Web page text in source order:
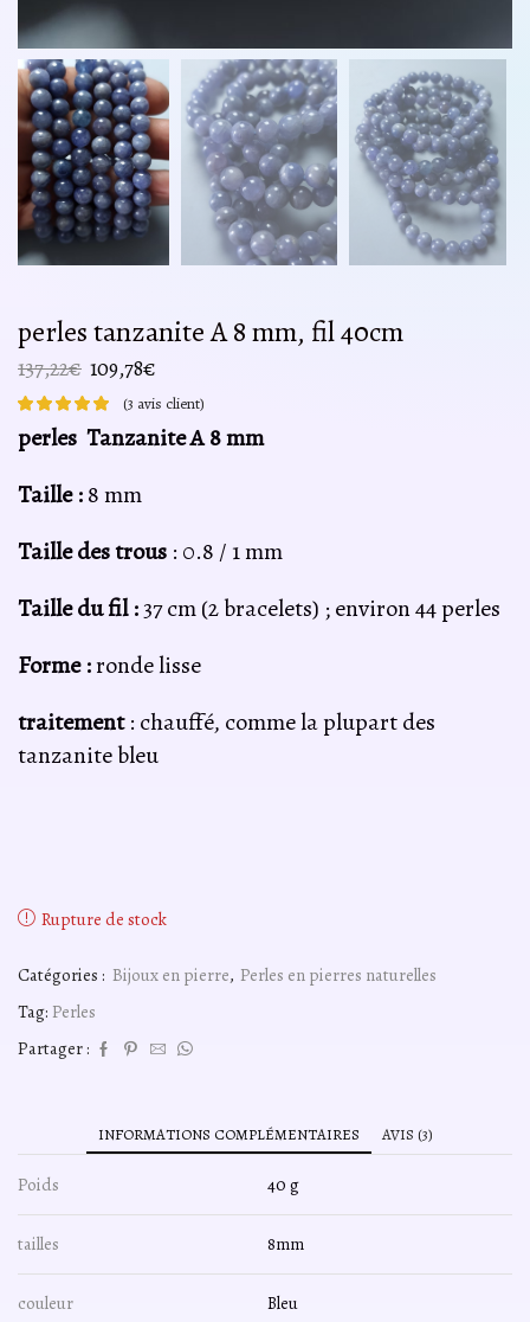
perles tanzanite A 8 mm, fil 40cm
137,22€ Le
prix
initial
était :
109,78€
prix
actuel
est :
(3 avis client)
perles Tanzanite A 8 mm
Taille :8 mm
Taille des trous : 0.8 / 1 mm
Taille du fil :37 cm (2 bracelets) ; environ 44 perles
Forme :ronde lisse
traitement: chauffé, comme la plupart des
tanzanite bleu
Rupture de stock
Catégories : Bijoux en pierre, Perles en pierres naturelles
Tag: Perles
Partager :
INFORMATIONS COMPLÉMENTAIRES AVIS (3)
Poids 40 g
tailles 8mm
couleur Bleu